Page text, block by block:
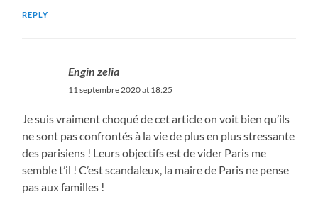
REPLY
Engin zelia
11 septembre 2020 at 18:25
Je suis vraiment choqué de cet article on voit bien qu’ils
ne sont pas confrontés à la vie de plus en plus stressante
des parisiens ! Leurs objectifs est de vider Paris me
semble t’il ! C’est scandaleux, la maire de Paris ne pense
pas aux familles !